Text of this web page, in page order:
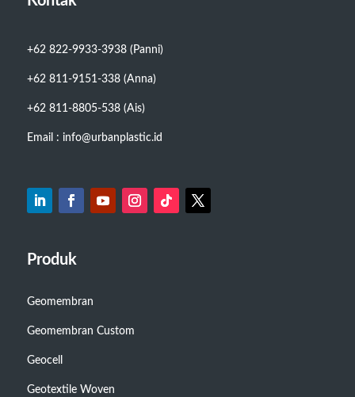
+62 822-9933-3938 (Panni)
+62 811-9151-338 (Anna)
+62 811-8805-538 (Ais)
Email : info@urbanplastic.id
Produk
Geomembran
Geomembran Custom
Geocell
Geotextile Woven